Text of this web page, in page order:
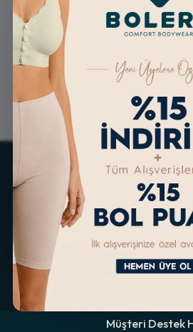
ÜCRETSİZ KARGO
KOLAY İADE & DEĞİŞİM
Müşteri Destek